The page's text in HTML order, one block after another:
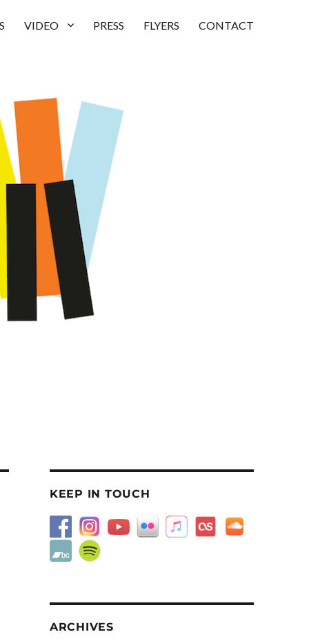
VIDEO PRESS FLYERS CONTACT
KEEP IN TOUCH
ARCHIVES